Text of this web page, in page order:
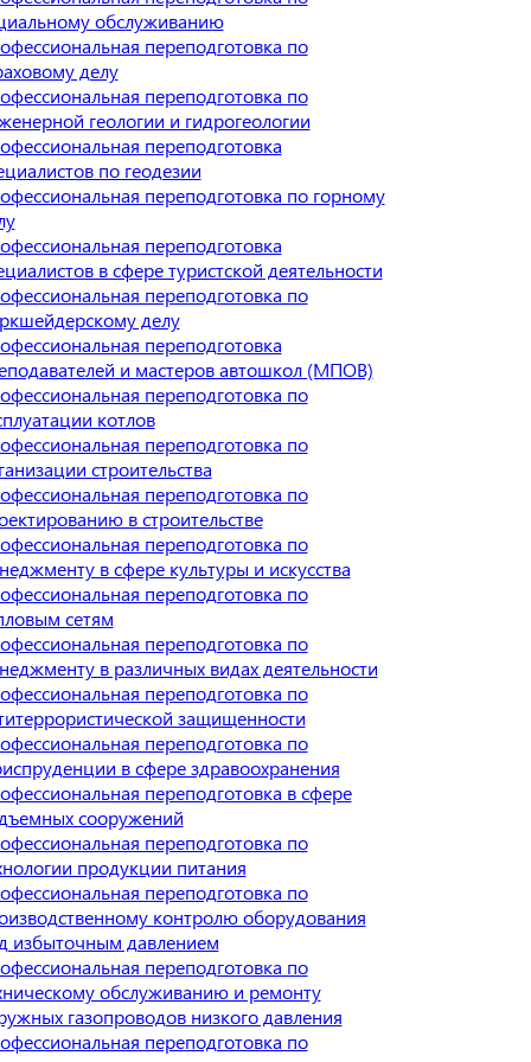
обслуживанию
переподготовка по
делу
переподготовка по
геологии и гидрогеологии
переподготовка
по геодезии
переподготовка по горному
переподготовка
в сфере туристской деятельности
переподготовка по
делу
переподготовка
и мастеров автошкол (МПОВ)
переподготовка по
котлов
переподготовка по
строительства
переподготовка по
в строительстве
переподготовка по
в сфере культуры и искусства
переподготовка по
сетям
переподготовка по
в различных видах деятельности
переподготовка по
защищенности
переподготовка по
в сфере здравоохранения
переподготовка в сфере
сооружений
переподготовка по
продукции питания
переподготовка по
контролю оборудования
избыточным давлением
переподготовка по
обслуживанию и ремонту
газопроводов низкого давления
переподготовка по